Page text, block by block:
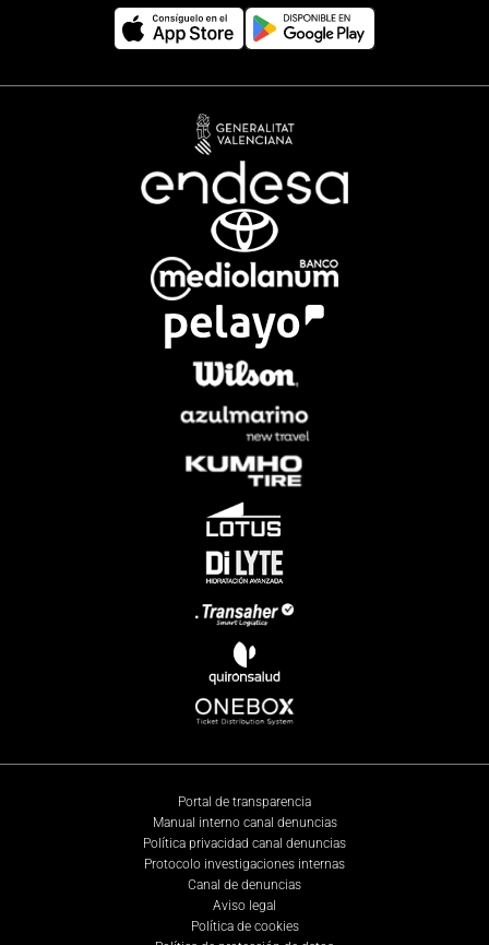
Portal de transparencia
Manual interno canal denuncias
Política privacidad canal denuncias
Protocolo investigaciones internas
Canal de denuncias
Aviso legal
Política de cookies